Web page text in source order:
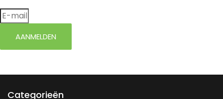
AANMELDEN
Categorieën